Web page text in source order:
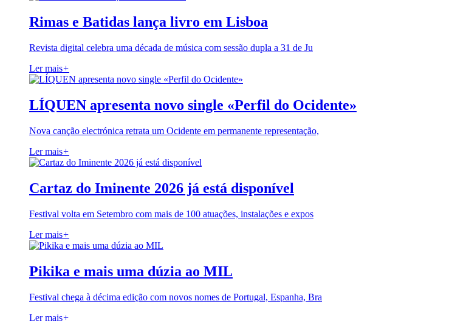
Rimas e Batidas lança livro em Lisboa
Revista digital celebra uma década de música com sessão dupla a 31 de Ju
Ler mais+
LÍQUEN apresenta novo single «Perfil do Ocidente»
Nova canção electrónica retrata um Ocidente em permanente representação,
Ler mais+
Cartaz do Iminente 2026 já está disponível
Festival volta em Setembro com mais de 100 atuações, instalações e expos
Ler mais+
Pikika e mais uma dúzia ao MIL
Festival chega à décima edição com novos nomes de Portugal, Espanha, Bra
Ler mais+